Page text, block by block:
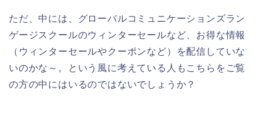
ただ、中には、グローバルコミュニケーションズラン
ゲージスクールのウィンターセールなど、お得な情報
（ウィンターセールやクーポンなど）を配信していな
いのかな～。という風に考えている人もこちらをご覧
の方の中にはいるのではないでしょうか？